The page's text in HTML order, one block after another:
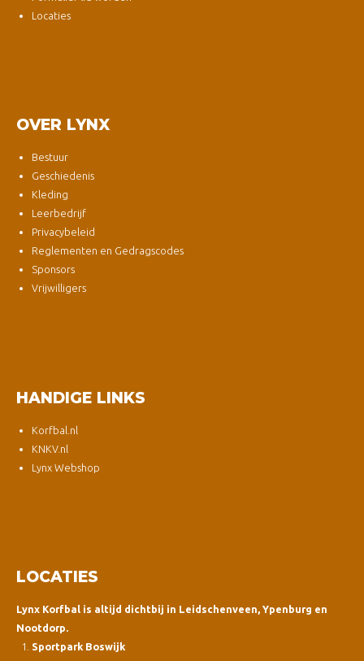
Locaties
OVER LYNX
Bestuur
Geschiedenis
Kleding
Leerbedrijf
Privacybeleid
Reglementen en Gedragscodes
Sponsors
Vrijwilligers
HANDIGE LINKS
Korfbal.nl
KNKV.nl
Lynx Webshop
LOCATIES
Lynx Korfbal is altijd dichtbij in Leidschenveen, Ypenburg en
Nootdorp.
Sportpark Boswijk